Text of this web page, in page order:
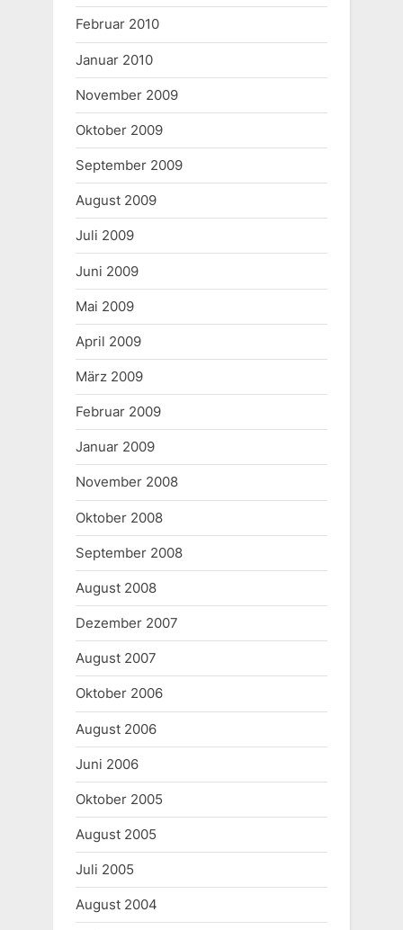
Februar 2010
Januar 2010
November 2009
Oktober 2009
September 2009
August 2009
Juli 2009
Juni 2009
Mai 2009
April 2009
März 2009
Februar 2009
Januar 2009
November 2008
Oktober 2008
September 2008
August 2008
Dezember 2007
August 2007
Oktober 2006
August 2006
Juni 2006
Oktober 2005
August 2005
Juli 2005
August 2004